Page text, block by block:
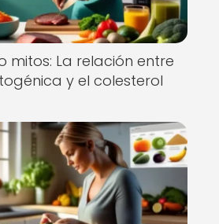
mitos: La relación entre
y el colesterol